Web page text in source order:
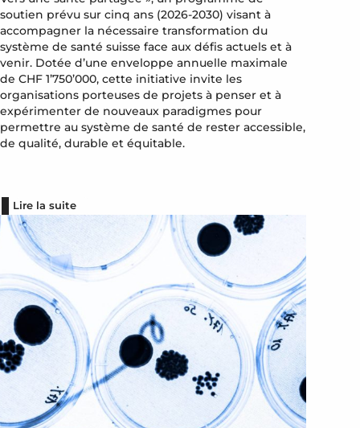
soutien prévu sur cinq ans (2026-2030) visant à
accompagner la nécessaire transformation du
système de santé suisse face aux défis actuels et à
venir. Dotée d’une enveloppe annuelle maximale
de CHF 1’750’000, cette initiative invite les
organisations porteuses de projets à penser et à
expérimenter de nouveaux paradigmes pour
permettre au système de santé de rester accessible,
de qualité, durable et équitable.
Lire la suite